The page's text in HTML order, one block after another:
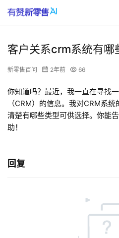
客户关系crm系统有哪
新零售百问 2年前 66
你知道吗？最近，我一直在寻找
（CRM）的信息。我对CRM系
清楚有哪些类型可供选择。你能
助！
回复